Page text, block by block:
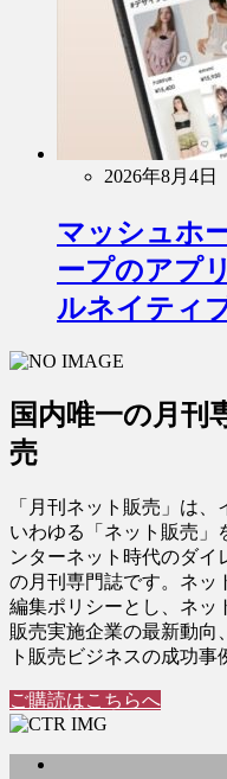
2026年8月4日
マッシュホ
ープのアプ
ルネイティ
国内唯一の月
売
「月刊ネット販売」は
いわゆる「ネット販売」
ンターネット時代のダイ
の月刊専門誌です。ネッ
編集ポリシーとし、ネッ
販売実施企業の最新動向
ト販売ビジネスの成功事
ご購読はこちらへ